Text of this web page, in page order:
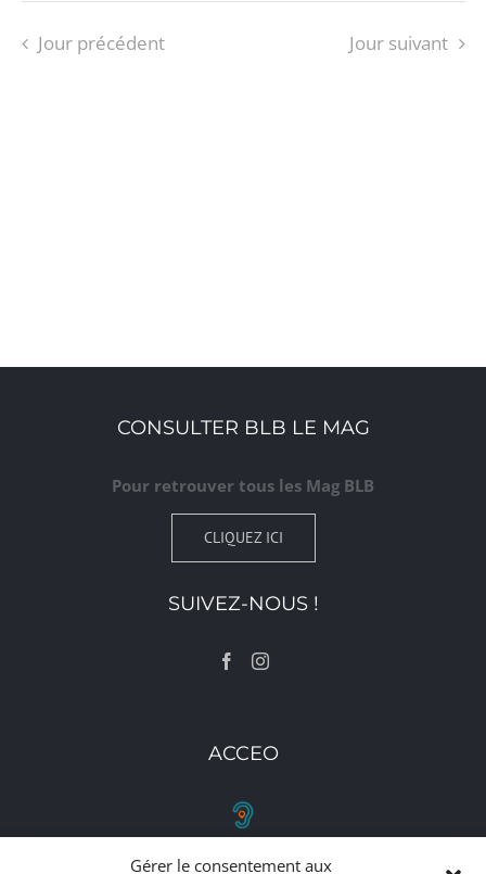
Gérer le consentement aux
Jour précédent Jour suivant
CONSULTER BLB LE MAG
Pour retrouver tous les Mag BLB
CLIQUEZ ICI
SUIVEZ-NOUS !
ACCEO